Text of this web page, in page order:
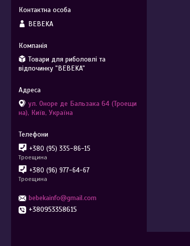
BEBEKA
Товари для риболовлі та
відпочинку "BEBEKA"
ул. Оноре де Бальзака 64 (Троещи
на), Київ, Україна
+380 (95) 335-86-15
Троещина
+380 (96) 977-64-67
Троещина
bebekainfo@gmail.com
+380953358615